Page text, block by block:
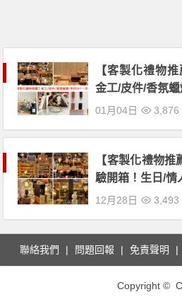
【客製化禮物
金工/皮件/香氛
01月04日 3,876
【客製化禮物
驗開箱！生日/情
12月28日 3,493
聯絡我們 問題回報 免責聲明
Copyright ©